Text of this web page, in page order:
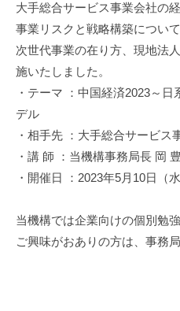
機
構
日
中
投
資
促
進
構
(
i
p
大手総合サービス事業会社の
事業リスクと戦略構築につい
次世代事業の在り方、現地法
施いたしました。
・テーマ ：中国経済2023～
デル
・相手先 ：大手総合サービ
・講 師 ：当機構事務局長 岡
・開催日 ：2023年5月10日（水
当機構では企業向けの個別勉
ご興味がおありの方は、事務